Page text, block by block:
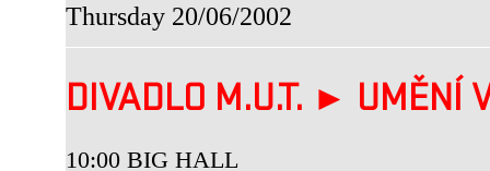
Thursday 20/06/2002
DIVADLO M.U.T. ►
10:00 BIG HALL